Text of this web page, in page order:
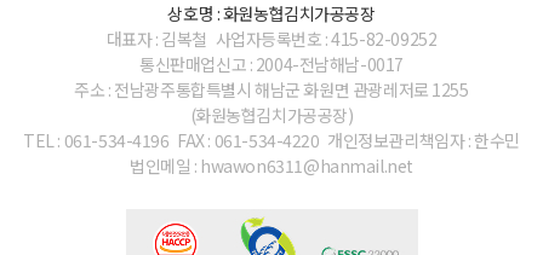
상호명 : 화원농협김치가공공장
대표자 : 김복철 사업자등록번호 : 415-82-09252
통신판매업신고 : 2004-전남해남-0017
주소 : 전남광주통합특별시 해남군 화원면 관광레저로 1255
(화원농협김치가공공장)
TEL : 061-534-4196 FAX : 061-534-4220 개인정보관리책임자 : 한수민
법인메일 : hwawon6311@hanmail.net